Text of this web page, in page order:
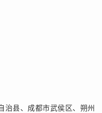
治县、成都市武侯区、朔州